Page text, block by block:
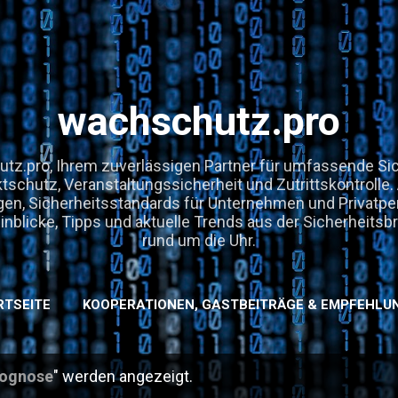
Direkt zum Hauptbereich
wachschutz.pro
Ihrem zuverlässigen Partner für umfassende
Veranstaltungssicherheit und
Sicherheitsstandards für Unternehmen und
Tipps und aktuelle Trends aus der
rund um die Uhr.
KOOPERATIONEN, GASTBEITRÄGE &
" werden angezeigt.